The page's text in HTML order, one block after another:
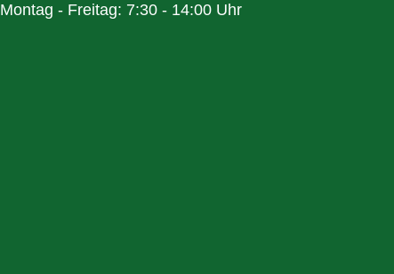
Montag - Freitag: 7:30 - 14:00 Uhr